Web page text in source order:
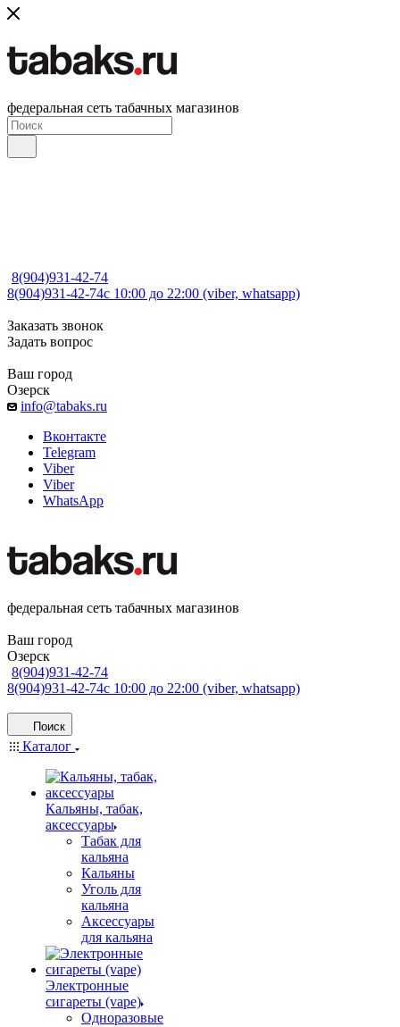
федеральная сеть табачных магазинов
8(904)931-42-74
8(904)931-42-74с 10:00 до 22:00 (viber, whatsapp)
Заказать звонок
Задать вопрос
Ваш город
Озерск
info@tabaks.ru
Вконтакте
Telegram
Viber
Viber
WhatsApp
федеральная сеть табачных магазинов
Ваш город
Озерск
8(904)931-42-74
8(904)931-42-74с 10:00 до 22:00 (viber, whatsapp)
Поиск
Каталог
Кальяны, табак,
аксессуары
Табак для
кальяна
Кальяны
Уголь для
кальяна
Аксессуары
для кальяна
Электронные
сигареты (vape)
Одноразовые